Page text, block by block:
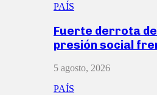
PAÍS
Fuerte derrota
presión social
5 agosto, 2026
PAÍS